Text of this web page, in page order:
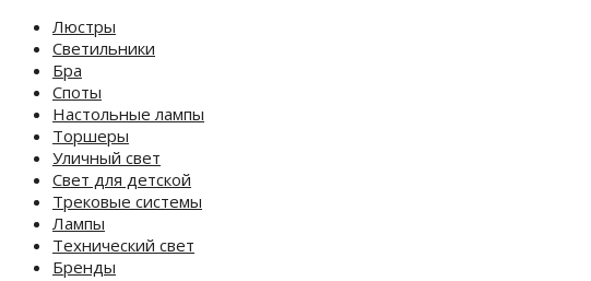
Люстры
Светильники
Бра
Споты
Настольные лампы
Торшеры
Уличный свет
Свет для детской
Трековые системы
Лампы
Технический свет
Бренды